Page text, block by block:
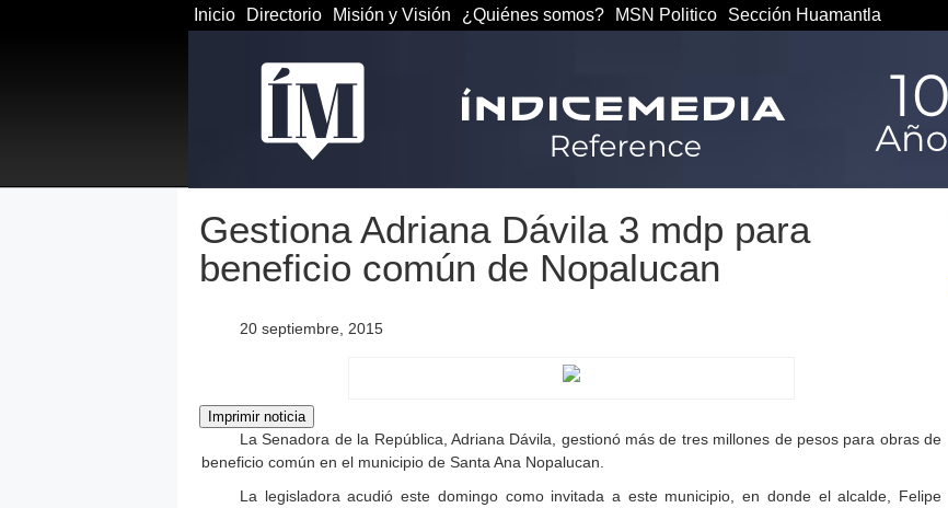
Inicio Directorio Misión y Visión ¿Quiénes somos? MSN Politico Sección Huamantla
Gestiona Adriana Dávila 3 mdp para
beneficio común de Nopalucan
20 septiembre, 2015
La Senadora de la República, Adriana Dávila, gestionó más de tres millones de pesos para obras de
beneficio común en el municipio de Santa Ana Nopalucan.
La legisladora acudió este domingo como invitada a este municipio, en donde el alcalde, Felipe